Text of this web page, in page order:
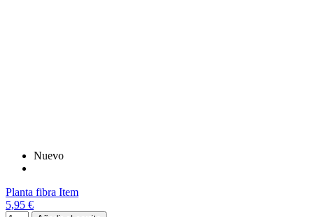
Nuevo
Planta fibra Item
5,95 €